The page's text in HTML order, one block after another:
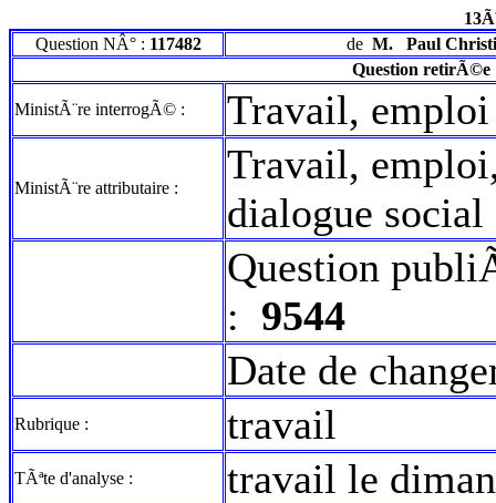
Question NÂ° : 117482 de M.
Paul
Question retirÃ©e
MinistÃ¨re interrogÃ© : Travail,
MinistÃ¨re attributaire :
Travail,
dialogue social
Question
: 9544
Date de
Rubrique : travail
TÃªte d'analyse : travail le